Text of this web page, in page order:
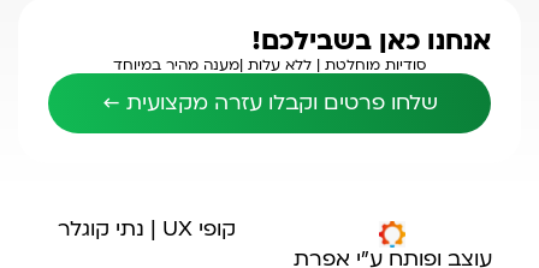
אנחנו כאן בשבילכם!
סודיות מוחלטת | ללא עלות |מענה מהיר במיוחד
שלחו פרטים וקבלו עזרה מקצועית ←
עוצב ופותח ע"י אפרת
קופי UX | נתי קוגלר